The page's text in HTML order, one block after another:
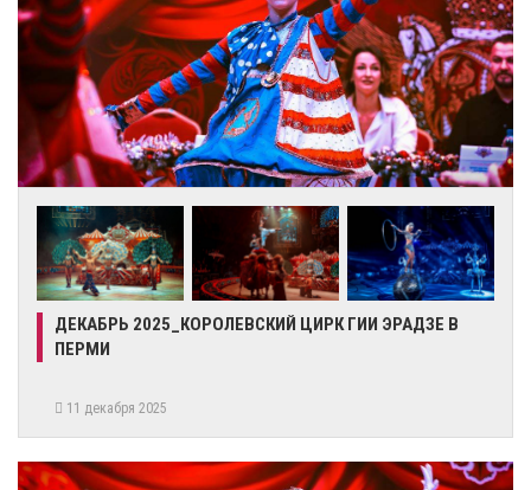
ДЕКАБРЬ 2025_КОРОЛЕВСКИЙ ЦИРК ГИИ ЭРАДЗЕ В
ПЕРМИ
11 декабря 2025